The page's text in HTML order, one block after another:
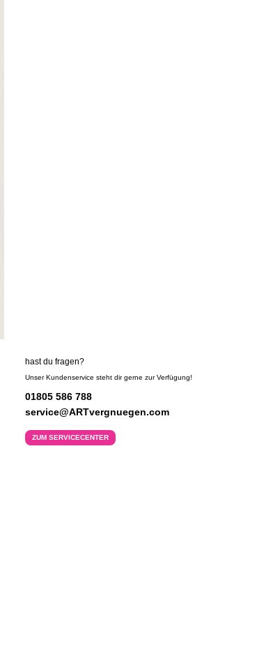
hast du fragen?
Unser Kundenservice steht dir gerne zur Verfügung!
01805 586 788
service@ARTvergnuegen.com
ZUM SERVICECENTER